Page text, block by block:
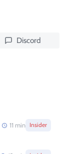
Discord
11 min Insider